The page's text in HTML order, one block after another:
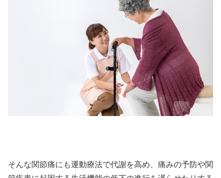
そんな関節痛にも運動療法で代謝を高め、痛みの予防や関